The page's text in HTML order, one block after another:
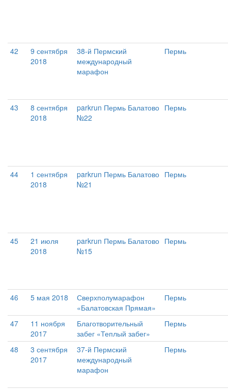
42
9 сентября
2018
38-й Пермский
международный
марафон
Пермь
43
8 сентября
2018
parkrun Пермь Балатово
№22
Пермь
44
1 сентября
2018
parkrun Пермь Балатово
№21
Пермь
45
21 июля
2018
parkrun Пермь Балатово
№15
Пермь
46 5 мая 2018
Сверхполумарафон
«Балатовская Прямая»
Пермь
47
11 ноября
2017
Благотворительный
забег «Теплый забег»
Пермь
48
3 сентября
2017
37-й Пермский
международный
марафон
Пермь